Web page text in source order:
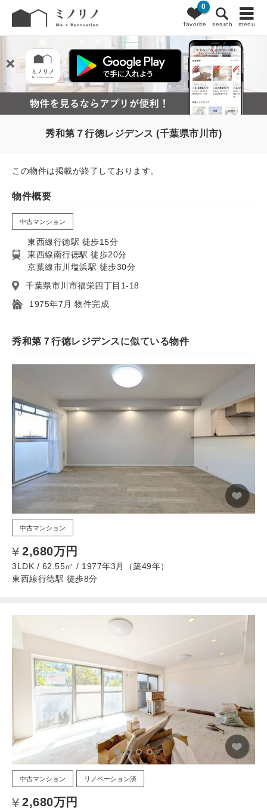
favorite
0
search menu
秀和第７行徳レジデンス (千葉県市川市)
この物件は掲載が終了しております。
物件概要
中古マンション
東西線行徳駅 徒歩15分
東西線南行徳駅 徒歩20分
京葉線市川塩浜駅 徒歩30分
千葉県市川市福栄四丁目1-18
1975年7月 物件完成
秀和第７行徳レジデンスに似ている物件
中古マンション
2,680万円
3LDK / 62.55㎡ / 1977年3月（築49年）
東西線行徳駅 徒歩8分
中古マンション リノベーション済
2,680万円